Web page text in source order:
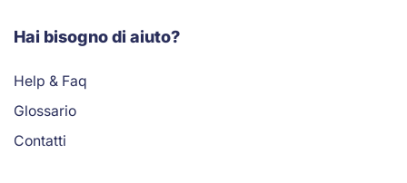
Hai bisogno di aiuto?
Help & Faq
Glossario
Contatti